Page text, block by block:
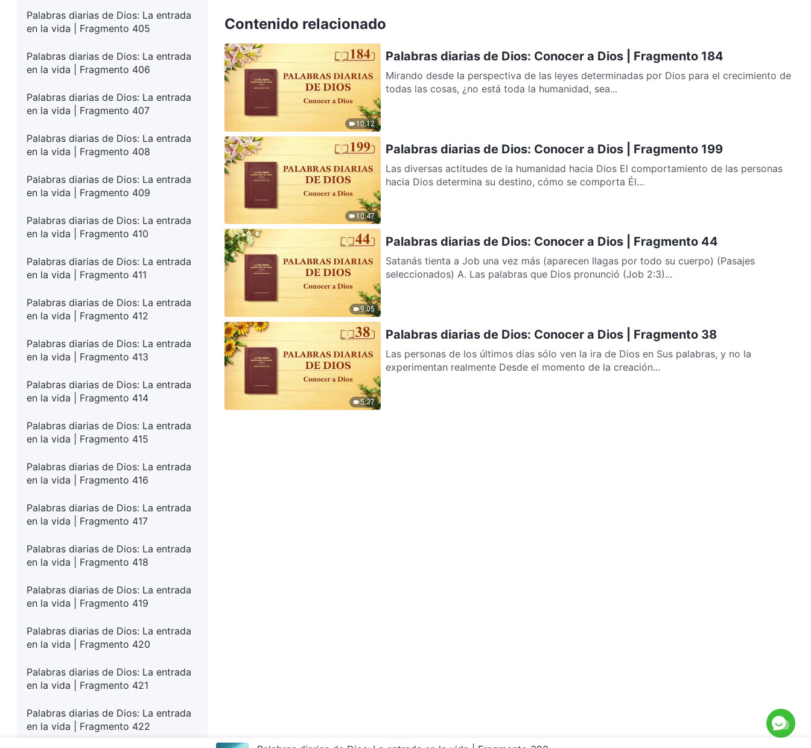
Palabras diarias de Dios: La entrada
en la vida | Fragmento 405
Palabras diarias de Dios: La entrada
en la vida | Fragmento 406
Palabras diarias de Dios: La entrada
en la vida | Fragmento 407
Palabras diarias de Dios: La entrada
en la vida | Fragmento 408
Palabras diarias de Dios: La entrada
en la vida | Fragmento 409
Palabras diarias de Dios: La entrada
en la vida | Fragmento 410
Palabras diarias de Dios: La entrada
en la vida | Fragmento 411
Palabras diarias de Dios: La entrada
en la vida | Fragmento 412
Palabras diarias de Dios: La entrada
en la vida | Fragmento 413
Palabras diarias de Dios: La entrada
en la vida | Fragmento 414
Palabras diarias de Dios: La entrada
en la vida | Fragmento 415
Palabras diarias de Dios: La entrada
en la vida | Fragmento 416
Palabras diarias de Dios: La entrada
en la vida | Fragmento 417
Palabras diarias de Dios: La entrada
en la vida | Fragmento 418
Palabras diarias de Dios: La entrada
en la vida | Fragmento 419
Palabras diarias de Dios: La entrada
en la vida | Fragmento 420
Palabras diarias de Dios: La entrada
en la vida | Fragmento 421
Palabras diarias de Dios: La entrada
en la vida | Fragmento 422
Contenido relacionado
10:12
Palabras diarias de Dios: Conocer a Dios | Fragmento 184
Mirando desde la perspectiva de las leyes determinadas por Dios para el crecimiento de
todas las cosas, ¿no está toda la humanidad, sea...
10:47
Palabras diarias de Dios: Conocer a Dios | Fragmento 199
Las diversas actitudes de la humanidad hacia Dios El comportamiento de las personas
hacia Dios determina su destino, cómo se comporta Él...
9:05
Palabras diarias de Dios: Conocer a Dios | Fragmento 44
Satanás tienta a Job una vez más (aparecen llagas por todo su cuerpo) (Pasajes
seleccionados) A. Las palabras que Dios pronunció (Job 2:3)...
5:37
Palabras diarias de Dios: Conocer a Dios | Fragmento 38
Las personas de los últimos días sólo ven la ira de Dios en Sus palabras, y no la
experimentan realmente Desde el momento de la creación...